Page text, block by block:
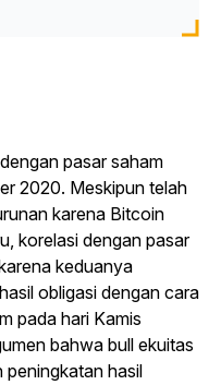
pasar saham
2020. Meskipun telah
karena Bitcoin
korelasi dengan pasar
keduanya
obligasi dengan cara
pada hari Kamis
bahwa bull ekuitas
peningkatan hasil